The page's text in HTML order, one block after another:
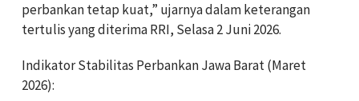
perbankan tetap kuat,” ujarnya dalam keterangan
tertulis yang diterima RRI, Selasa 2 Juni 2026.
Indikator Stabilitas Perbankan Jawa Barat (Maret
2026):